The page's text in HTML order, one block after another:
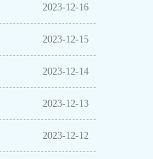
2023-12-16
2023-12-15
2023-12-14
2023-12-13
2023-12-12